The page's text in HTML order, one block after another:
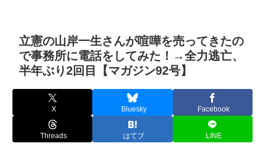
立憲の山岸一生さんが喧嘩を売ってきたの
で事務所に電話をしてみた！→全力逃亡、
半年ぶり2回目【マガジン92号】
X Bluesky Facebook
Threads はてブ LINE